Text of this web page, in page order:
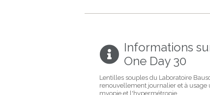
Informations
One Day 30
Lentilles souples du Laboratoire
renouvellement journalier et à usage
myopie et l'hypermétropie.